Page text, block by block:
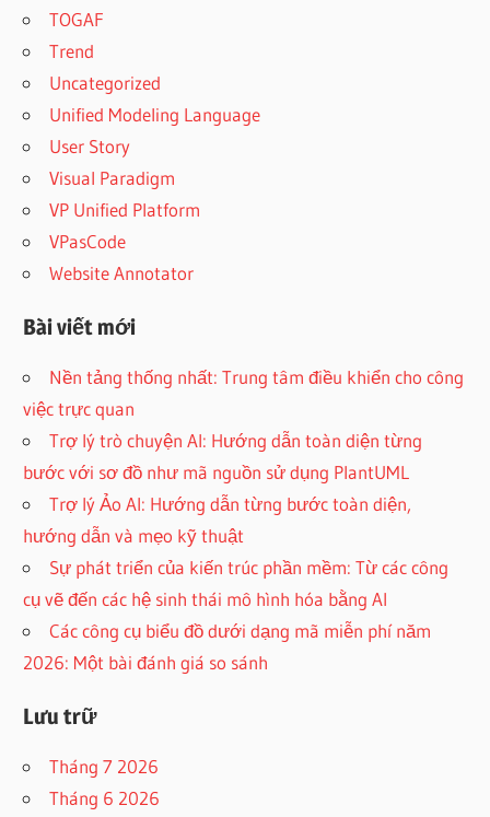
TOGAF
Trend
Uncategorized
Unified Modeling Language
User Story
Visual Paradigm
VP Unified Platform
VPasCode
Website Annotator
Bài viết mới
Nền tảng thống nhất: Trung tâm điều khiển cho công
việc trực quan
Trợ lý trò chuyện AI: Hướng dẫn toàn diện từng
bước với sơ đồ như mã nguồn sử dụng PlantUML
Trợ lý Ảo AI: Hướng dẫn từng bước toàn diện,
hướng dẫn và mẹo kỹ thuật
Sự phát triển của kiến trúc phần mềm: Từ các công
cụ vẽ đến các hệ sinh thái mô hình hóa bằng AI
Các công cụ biểu đồ dưới dạng mã miễn phí năm
2026: Một bài đánh giá so sánh
Lưu trữ
Tháng 7 2026
Tháng 6 2026